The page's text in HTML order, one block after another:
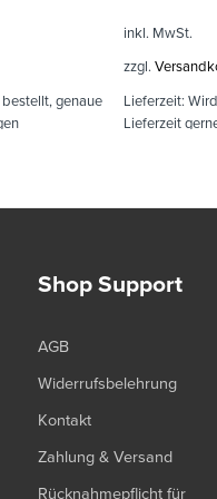
genaue
inkl. MwSt.
zzgl.
Lieferzeit:
Lieferzeit
Shop Support
AGB
Widerrufsbelehrung
Kontakt
Zahlung & Versand
Rücknahmepflicht für